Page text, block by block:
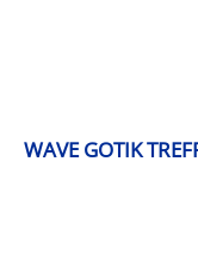
WAVE GOTIK